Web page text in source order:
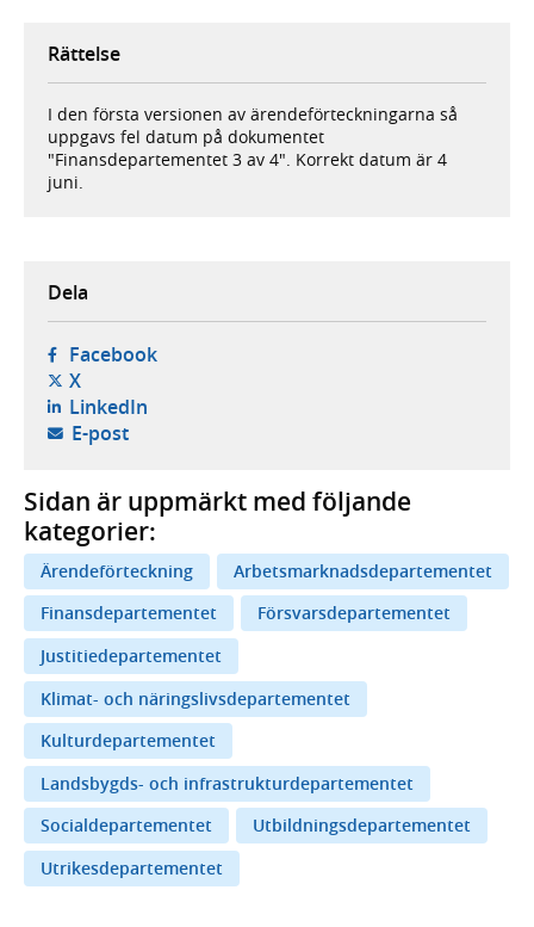
Rättelse
I den första versionen av ärendeförteckningarna så
uppgavs fel datum på dokumentet
"Finansdepartementet 3 av 4". Korrekt datum är 4
juni.
Dela
Facebook- öppnas i ny flik, extern webbplats,
X- öppnas i ny flik, extern webbplats,
LinkedIn- öppnas i ny flik, extern webbplats,
E-post- öppnar din e-postklient,
Sidan är uppmärkt med följande
kategorier:
Ärendeförteckning
Arbetsmarknadsdepartementet
Finansdepartementet
Försvarsdepartementet
Justitiedepartementet
Klimat- och näringslivsdepartementet
Kulturdepartementet
Landsbygds- och infrastrukturdepartementet
Socialdepartementet
Utbildningsdepartementet
Utrikesdepartementet